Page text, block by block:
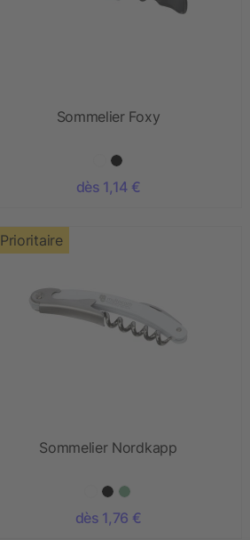
Sommelier Foxy
dès 1,14 €
Prioritaire
Sommelier Nordkapp
dès 1,76 €